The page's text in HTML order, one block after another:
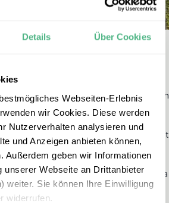
Details Über Cookies
Webseiten-Erlebnis
wir Cookies. Diese werden
Nutzerverhalten analysieren und
und Anzeigen anbieten können,
Außerdem geben wir Informationen
unserer Webseite an Drittanbieter
weiter. Sie können Ihre Einwilligung
widerrufen.
Arenalsee
für den Strom in der Region, ist einfach
Arenal sehen Sie einen der größten
vor Kurzem noch aktiv war und
unvergessliches Highlight! Dennoch bietet
von derAussichtsplattform
am Fuße des Vulkans ist ein belebtes
zu den schönsten Orten Costa